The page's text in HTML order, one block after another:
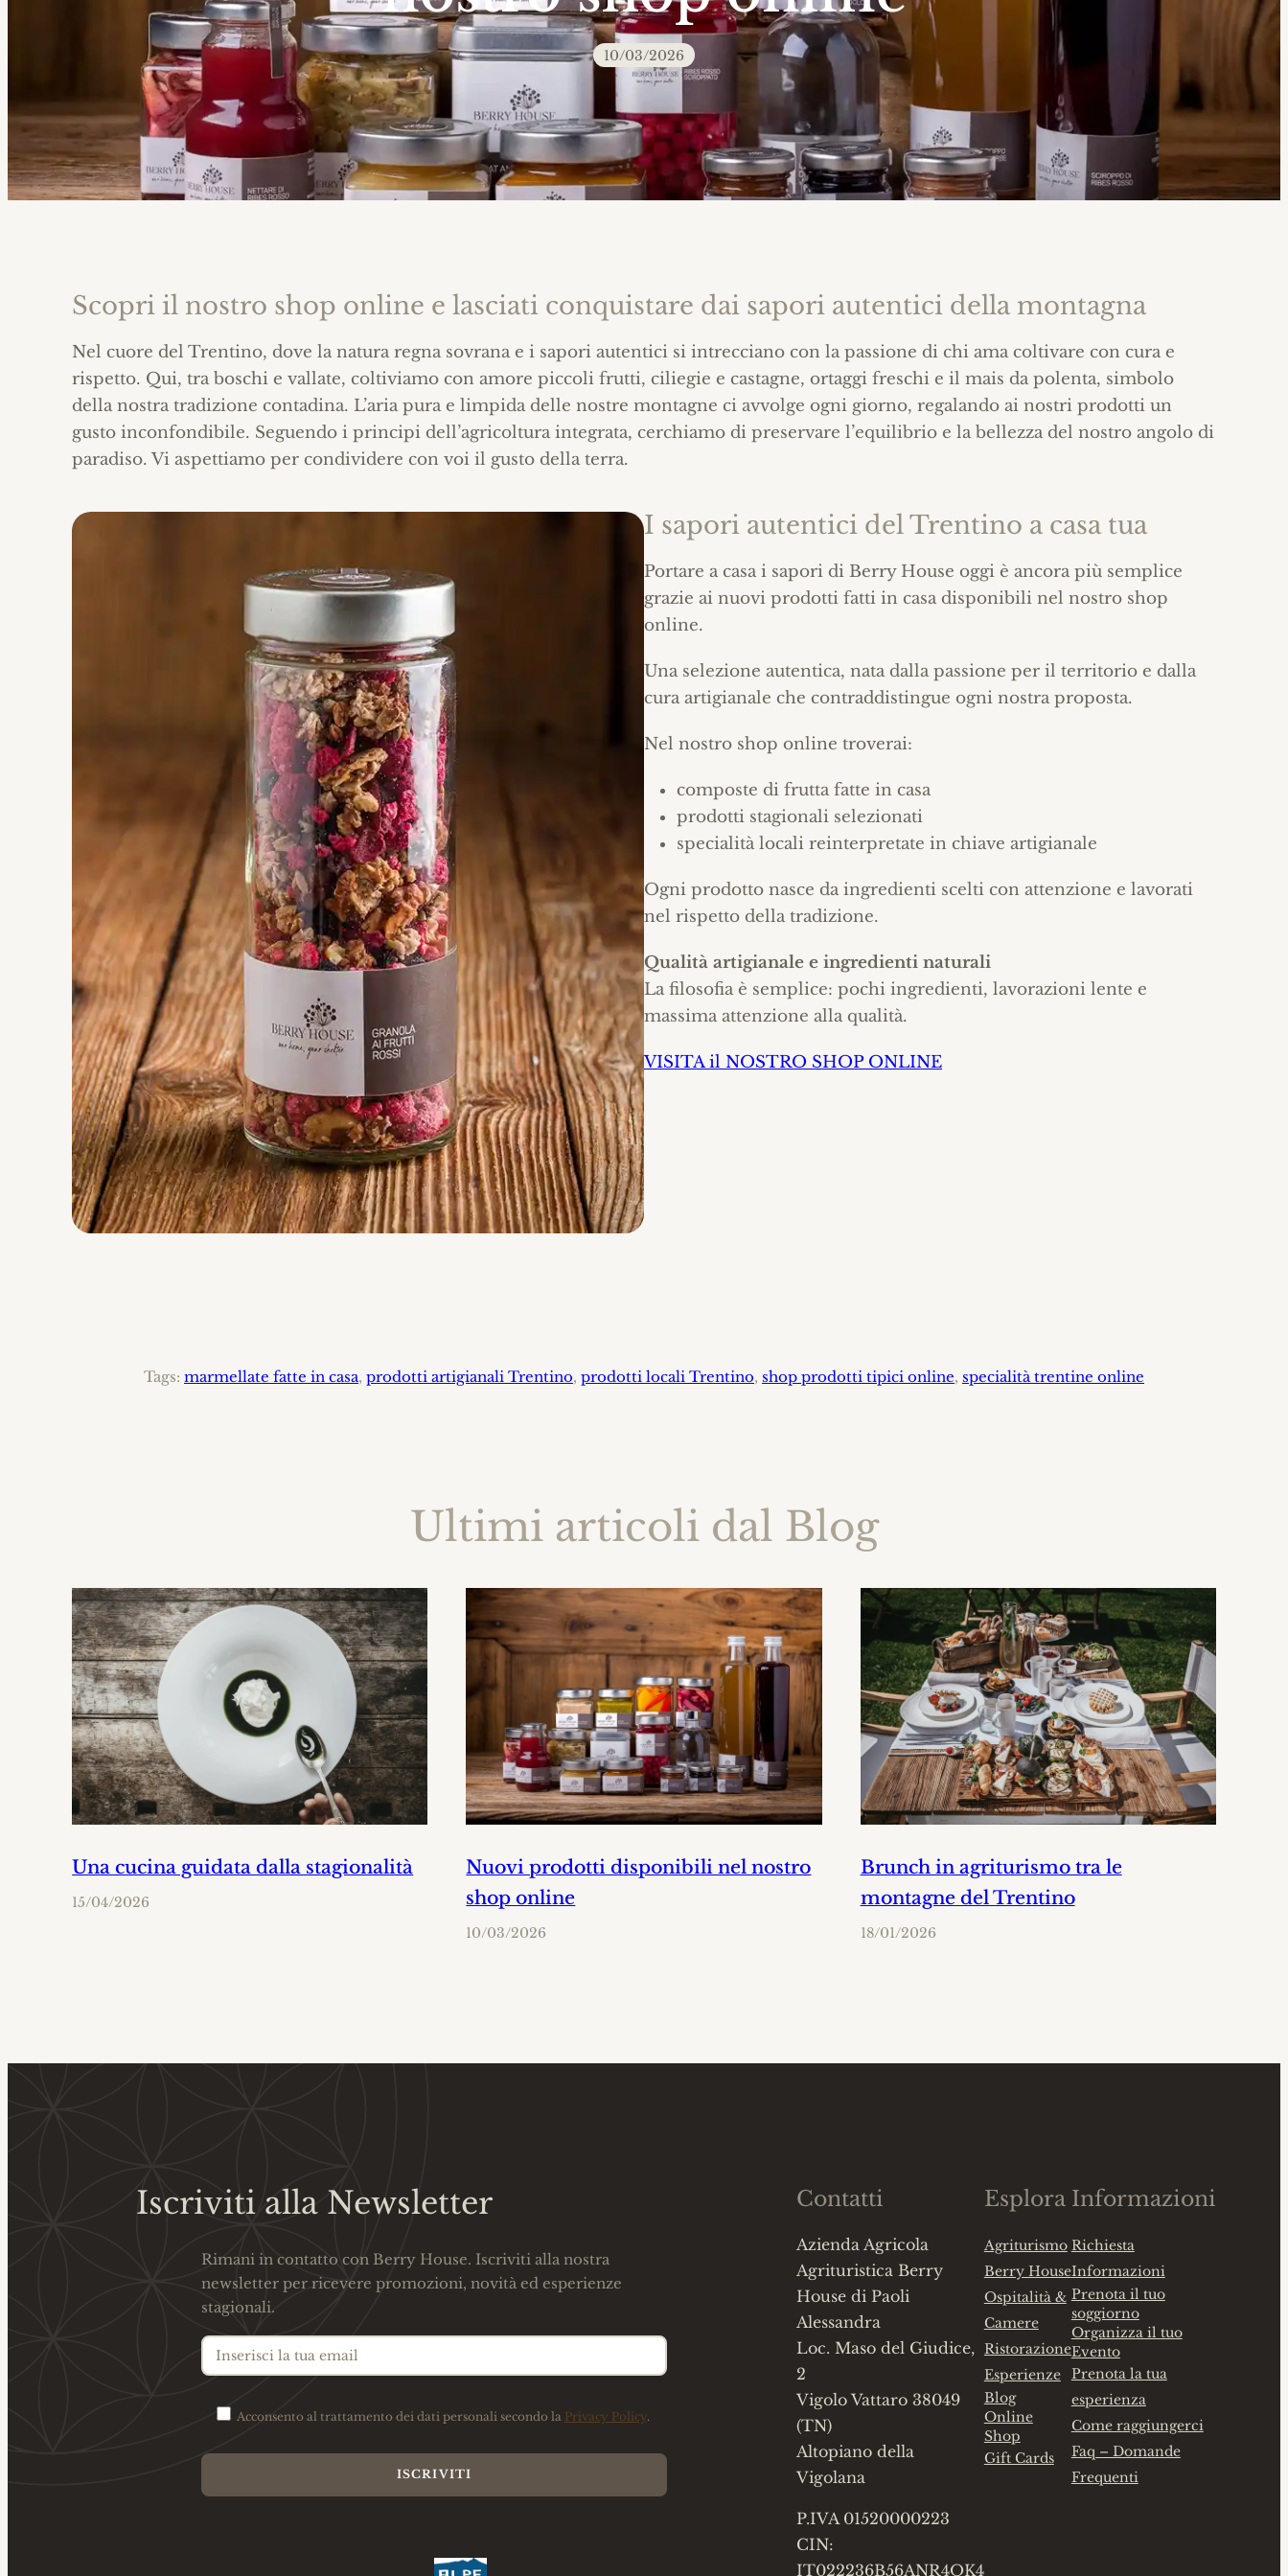
10/03/2026
Scopri il nostro shop online e lasciati conquistare dai sapori autentici della montagna
Nel cuore del Trentino, dove la natura regna sovrana e i sapori autentici si intrecciano con la passione di chi ama coltivare con cura e
rispetto. Qui, tra boschi e vallate, coltiviamo con amore piccoli frutti, ciliegie e castagne, ortaggi freschi e il mais da polenta, simbolo
della nostra tradizione contadina. L’aria pura e limpida delle nostre montagne ci avvolge ogni giorno, regalando ai nostri prodotti un
gusto inconfondibile. Seguendo i principi dell’agricoltura integrata, cerchiamo di preservare l’equilibrio e la bellezza del nostro angolo di
paradiso. Vi aspettiamo per condividere con voi il gusto della terra.
I sapori autentici del Trentino a casa tua
Portare a casa i sapori di Berry House oggi è ancora più semplice
grazie ai nuovi prodotti fatti in casa disponibili nel nostro shop
online.
Una selezione autentica, nata dalla passione per il territorio e dalla
cura artigianale che contraddistingue ogni nostra proposta.
Nel nostro shop online troverai:
composte di frutta fatte in casa
prodotti stagionali selezionati
specialità locali reinterpretate in chiave artigianale
Ogni prodotto nasce da ingredienti scelti con attenzione e lavorati
nel rispetto della tradizione.
Qualità artigianale e ingredienti naturali
La filosofia è semplice: pochi ingredienti, lavorazioni lente e
massima attenzione alla qualità.
VISITA il NOSTRO SHOP ONLINE
Tags: marmellate fatte in casa, prodotti artigianali Trentino, prodotti locali Trentino, shop prodotti tipici online, specialità trentine online
Ultimi articoli dal Blog
Una cucina guidata dalla stagionalità
15/04/2026
Nuovi prodotti disponibili nel nostro
shop online
10/03/2026
Brunch in agriturismo tra le
montagne del Trentino
18/01/2026
Iscriviti alla Newsletter
Rimani in contatto con Berry House. Iscriviti alla nostra
newsletter per ricevere promozioni, novità ed esperienze
stagionali.
Acconsento al trattamento dei dati personali secondo la Privacy Policy.
Contatti
Azienda Agricola
Agrituristica Berry
House di Paoli
Alessandra
Loc. Maso del Giudice,
2
Vigolo Vattaro 38049
(TN)
Altopiano della
Vigolana
P.IVA 01520000223
CIN:
IT022236B56ANR4OK4
Esplora
Agriturismo
Berry House
Ospitalità &
Camere
Ristorazione
Esperienze
Blog
Online
Shop
Gift Cards
Informazioni
Richiesta
Informazioni
Prenota il tuo
soggiorno
Organizza il tuo
Evento
Prenota la tua
esperienza
Come raggiungerci
Faq – Domande
Frequenti